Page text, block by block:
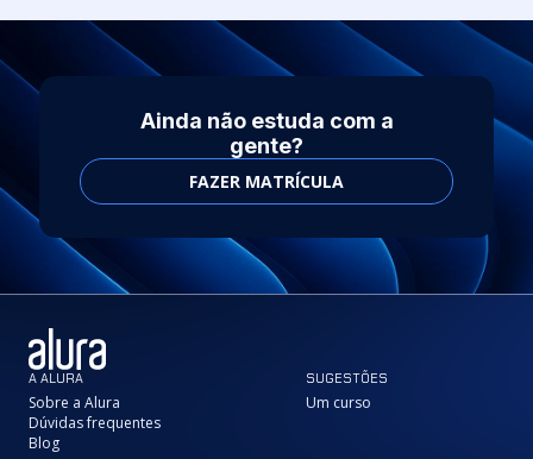
Ainda não estuda com a
gente?
FAZER MATRÍCULA
A ALURA
Sobre a Alura
Dúvidas frequentes
Blog
SUGESTÕES
Um curso